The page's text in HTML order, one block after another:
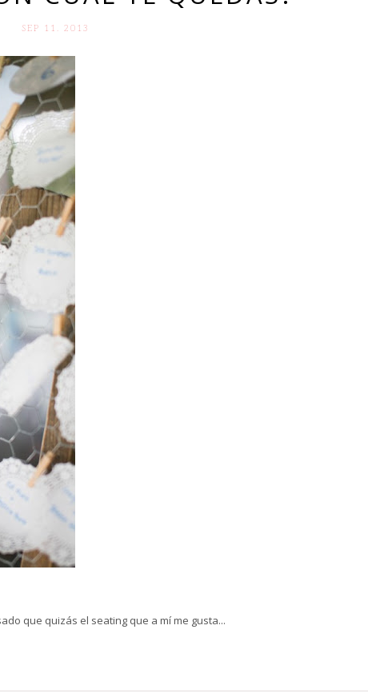
SEP 11. 2013
que quizás el seating que a mí me gusta...